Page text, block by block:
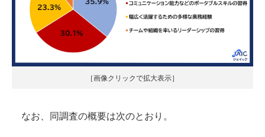
［画像クリックで拡大表示］
なお、同調査の概要は次のとおり。